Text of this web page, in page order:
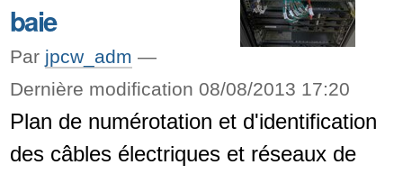
collaborative
2ème
édition
-
baie
Par jpcw_adm —
Dernière modification 08/08/2013 17:20
Plan de numérotation et d'identification
des câbles électriques et réseaux de